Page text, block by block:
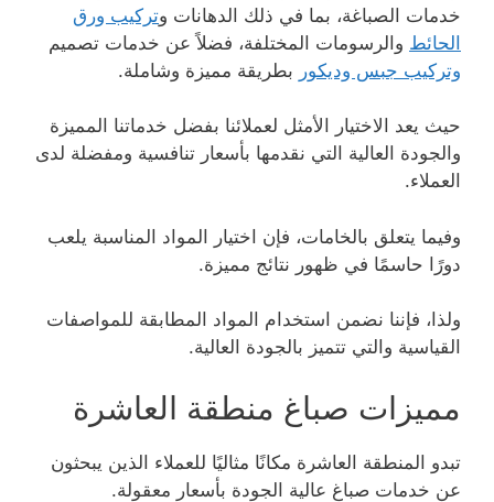
خدمات الصباغة، بما في ذلك الدهانات وتركيب ورق
الحائط والرسومات المختلفة، فضلاً عن خدمات تصميم
وتركيب جبس وديكور بطريقة مميزة وشاملة.
حيث يعد الاختيار الأمثل لعملائنا بفضل خدماتنا المميزة
والجودة العالية التي نقدمها بأسعار تنافسية ومفضلة لدى
العملاء.
وفيما يتعلق بالخامات، فإن اختيار المواد المناسبة يلعب
دورًا حاسمًا في ظهور نتائج مميزة.
ولذا، فإننا نضمن استخدام المواد المطابقة للمواصفات
القياسية والتي تتميز بالجودة العالية.
مميزات صباغ منطقة العاشرة
تبدو المنطقة العاشرة مكانًا مثاليًا للعملاء الذين يبحثون
عن خدمات صباغ عالية الجودة بأسعار معقولة.